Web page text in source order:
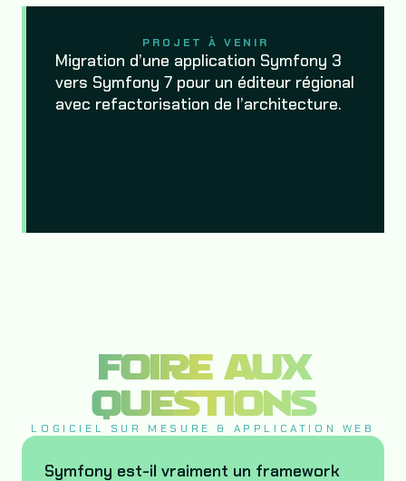
PROJET À VENIR
Migration d’une application Symfony 3
vers Symfony 7 pour un éditeur régional
avec refactorisation de l’architecture.
FOIRE AUX
QUESTIONS
LOGICIEL SUR MESURE & APPLICATION WEB
Symfony est-il vraiment un framework